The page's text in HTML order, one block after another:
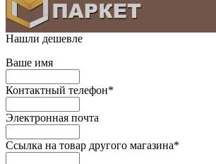
Нашли дешевле
Ваше имя
Контактный телефон*
Электронная почта
Ссылка на товар другого магазина*